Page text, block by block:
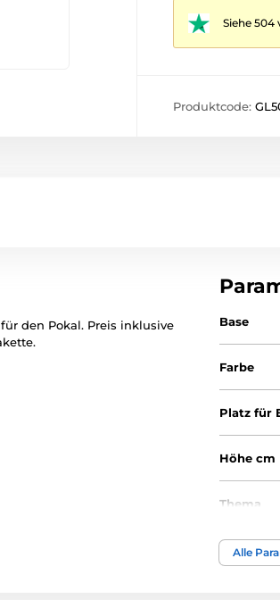
Siehe
Produktcode:
den Pokal. Preis inklusive
Base
Farbe
Platz für
Höhe cm
Thema
Alle